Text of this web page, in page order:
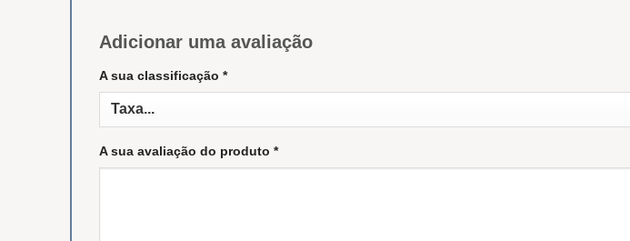
Adicionar uma avaliação
A sua classificação *
A sua avaliação do produto *